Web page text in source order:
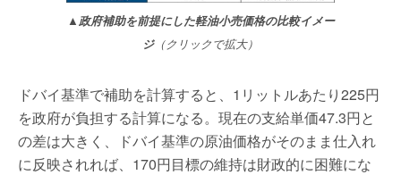
▲政府補助を前提にした軽油小売価格の比較イメー
ジ（クリックで拡大）
ドバイ基準で補助を計算すると、1リットルあたり225円
を政府が負担する計算になる。現在の支給単価47.3円と
の差は大きく、ドバイ基準の原油価格がそのまま仕入れ
に反映されれば、170円目標の維持は財政的に困難にな